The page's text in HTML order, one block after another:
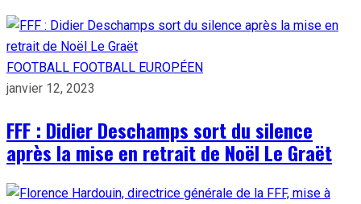
FOOTBALL FOOTBALL EUROPÉEN
janvier 12, 2023
FFF : Didier Deschamps sort du silence
après la mise en retrait de Noël Le Graët